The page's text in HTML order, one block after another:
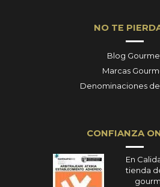
NO TE
Blog
Marcas
Denominaciones
CONFIANZA
En
tienda